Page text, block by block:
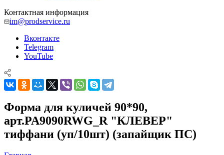
Контактная информация
im@prodservice.ru
Вконтакте
Telegram
YouTube
Форма для куличей 90*90,
арт.PA9090RWG_R "КЛЕВЕР"
тиффани (уп/10шт) (запайщик ПС)